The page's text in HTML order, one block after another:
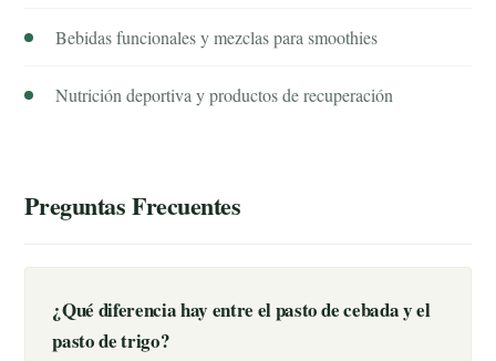
Bebidas funcionales y mezclas para smoothies
Nutrición deportiva y productos de recuperación
Preguntas Frecuentes
¿Qué diferencia hay entre el pasto de cebada y el
pasto de trigo?